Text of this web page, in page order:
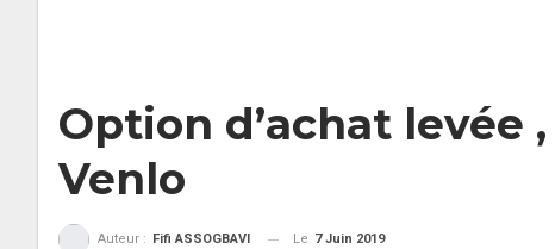
Option d’achat levée
Venlo
Auteur : Fifi ASSOGBAVI Le 7 Juin 2019